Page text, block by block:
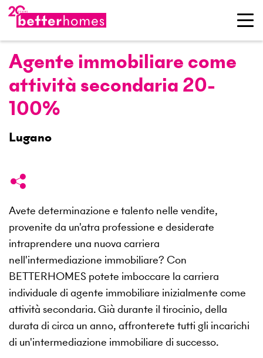
Agente immobiliare come
attività secondaria 20-
100%
Lugano
Avete determinazione e talento nelle vendite,
provenite da un'atra professione e desiderate
intraprendere una nuova carriera
nell'intermediazione immobiliare? Con
BETTERHOMES potete imboccare la carriera
individuale di agente immobiliare inizialmente come
attività secondaria. Già durante il tirocinio, della
durata di circa un anno, affronterete tutti gli incarichi
di un'intermediazione immobiliare di successo.